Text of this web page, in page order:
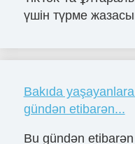
үшін түрме
Bakıda
gündən etibarən...
Bu gündən